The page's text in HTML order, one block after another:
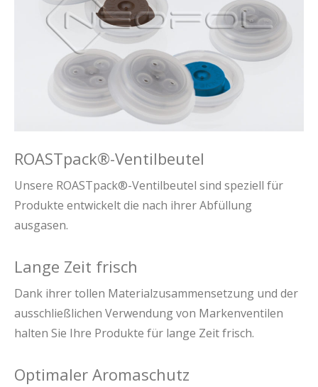
ROASTpack®-Ventilbeutel
Unsere ROASTpack®-Ventilbeutel sind speziell für
Produkte entwickelt die nach ihrer Abfüllung
ausgasen.
Lange Zeit frisch
Dank ihrer tollen Materialzusammensetzung und der
ausschließlichen Verwendung von Markenventilen
halten Sie Ihre Produkte für lange Zeit frisch.
Optimaler Aromaschutz